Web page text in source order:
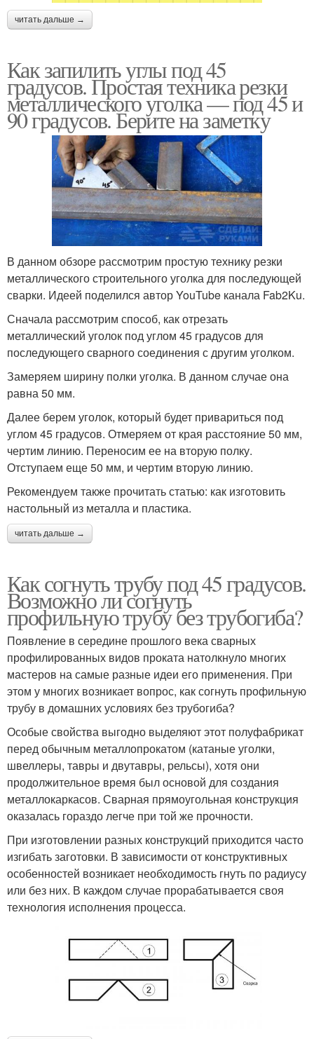
читать дальше →
Как запилить углы под 45
градусов. Простая техника резки
металлического уголка — под 45 и
90 градусов. Берите на заметку
В данном обзоре рассмотрим простую технику резки
металлического строительного уголка для последующей
сварки. Идеей поделился автор YouTube канала Fab2Ku.
Сначала рассмотрим способ, как отрезать
металлический уголок под углом 45 градусов для
последующего сварного соединения с другим уголком.
Замеряем ширину полки уголка. В данном случае она
равна 50 мм.
Далее берем уголок, который будет привариться под
углом 45 градусов. Отмеряем от края расстояние 50 мм,
чертим линию. Переносим ее на вторую полку.
Отступаем еще 50 мм, и чертим вторую линию.
Рекомендуем также прочитать статью: как изготовить
настольный из металла и пластика.
читать дальше →
Как согнуть трубу под 45 градусов.
Возможно ли согнуть
профильную трубу без трубогиба?
Появление в середине прошлого века сварных
профилированных видов проката натолкнуло многих
мастеров на самые разные идеи его применения. При
этом у многих возникает вопрос, как согнуть профильную
трубу в домашних условиях без трубогиба?
Особые свойства выгодно выделяют этот полуфабрикат
перед обычным металлопрокатом (катаные уголки,
швеллеры, тавры и двутавры, рельсы), хотя они
продолжительное время был основой для создания
металлокаркасов. Сварная прямоугольная конструкция
оказалась гораздо легче при той же прочности.
При изготовлении разных конструкций приходится часто
изгибать заготовки. В зависимости от конструктивных
особенностей возникает необходимость гнуть по радиусу
или без них. В каждом случае прорабатывается своя
технология исполнения процесса.